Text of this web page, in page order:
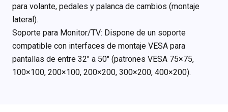
para volante, pedales y palanca de cambios (montaje
lateral).
Soporte para Monitor/TV: Dispone de un soporte
compatible con interfaces de montaje VESA para
pantallas de entre 32″ a 50″ (patrones VESA 75×75,
100×100, 200×100, 200×200, 300×200, 400×200).